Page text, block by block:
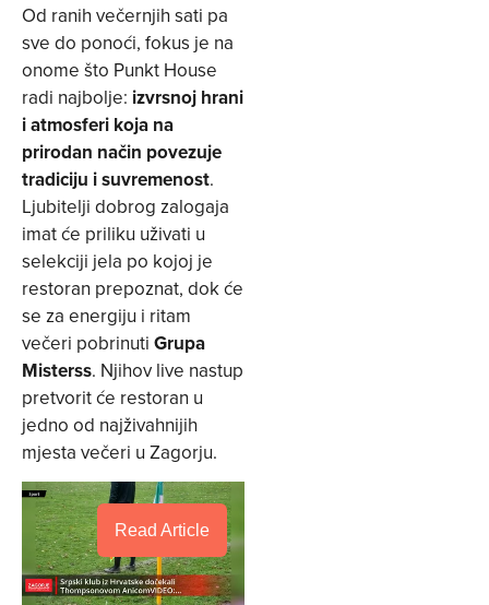
Od ranih večernjih sati pa
sve do ponoći, fokus je na
onome što Punkt House
radi najbolje: izvrsnoj hrani
i atmosferi koja na
prirodan način povezuje
tradiciju i suvremenost.
Ljubitelji dobrog zalogaja
imat će priliku uživati u
selekciji jela po kojoj je
restoran prepoznat, dok će
se za energiju i ritam
večeri pobrinuti Grupa
Misterss. Njihov live nastup
pretvorit će restoran u
jedno od najživahnijih
mjesta večeri u Zagorju.
Read Article